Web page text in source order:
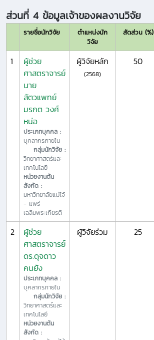
ส่วนที่ 4 ข้อมูลเจ้าของผลงานวิจัย
รายชื่อนักวิจัย
ตำแหน่งนัก
วิจัย
สัดส่วน (%)
1
ผู้ช่วย
ศาสตราจารย์
นาย
สัตวแพทย์
มรกต วงศ์
หน่อ
ประเภทบุคคล :
บุคลากรภายใน
กลุ่มนักวิจัย :
วิทยาศาสตร์และ
เทคโนโลยี
หน่วยงานต้น
สังกัด :
มหาวิทยาลัยแม่โจ้
- แพร่
เฉลิมพระเกียรติ
ผู้วิจัยหลัก
(2568)
50
2
ผู้ช่วย
ศาสตราจารย์
ดร.ดุจดาว
คนยัง
ประเภทบุคคล :
บุคลากรภายใน
กลุ่มนักวิจัย :
วิทยาศาสตร์และ
เทคโนโลยี
หน่วยงานต้น
สังกัด :
ผู้วิจัยร่วม 25